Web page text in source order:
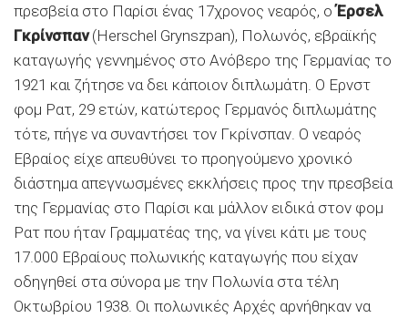
πρεσβεία στο Παρίσι ένας 17χρονος νεαρός, οΈρσελ
Γκρίνσπαν(Herschel Grynszpan), Πολωνός, εβραϊκής
καταγωγής γεννημένος στο Ανόβερο της Γερμανίας το
1921 και ζήτησε να δει κάποιον διπλωμάτη. Ο Ερνστ
φομ Ρατ, 29 ετών, κατώτερος Γερμανός διπλωμάτης
τότε, πήγε να συναντήσει τον Γκρίνσπαν. Ο νεαρός
Εβραίος είχε απευθύνει το προηγούμενο χρονικό
διάστημα απεγνωσμένες εκκλήσεις προς την πρεσβεία
της Γερμανίας στο Παρίσι και μάλλον ειδικά στον φομ
Ρατ που ήταν Γραμματέας της, να γίνει κάτι με τους
17.000 Εβραίους πολωνικής καταγωγής που είχαν
οδηγηθεί στα σύνορα με την Πολωνία στα τέλη
Οκτωβρίου 1938. Οι πολωνικές Αρχές αρνήθηκαν να